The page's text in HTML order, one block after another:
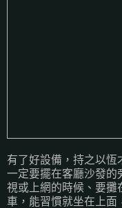
有了好設備，持之以
一定要擺在客廳沙發的
視或上網的時候、要攤
車，能習慣就坐在上面